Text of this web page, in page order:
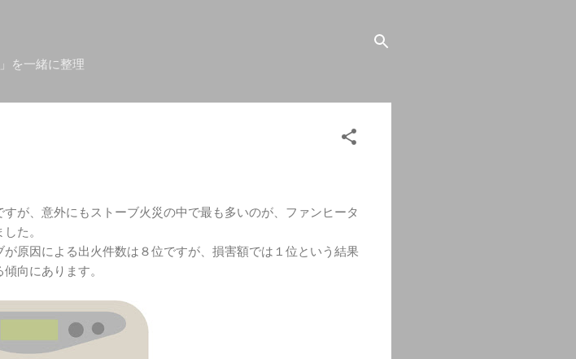
を一緒に整理
が、意外にもストーブ火災の中で最も多いのが、ファンヒータ
た。
原因による出火件数は８位ですが、損害額では１位という結果
向にあります。